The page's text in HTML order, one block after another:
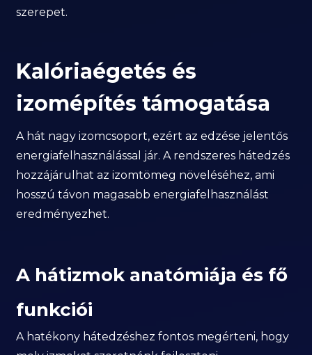
szerepet.
Kalóriaégetés és
izomépítés támogatása
A hát nagy izomcsoport, ezért az edzése jelentős
energiafelhasználással jár. A rendszeres hátedzés
hozzájárulhat az izomtömeg növeléséhez, ami
hosszú távon magasabb energiafelhasználást
eredményezhet.
A hátizmok anatómiája és fő
funkciói
A hatékony hátedzéshez fontos megérteni, hogy